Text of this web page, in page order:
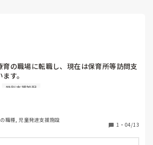
の職場に転職し、現在は保育所等訪問支
す。
「この子は集団生活が少し大変そうだな」
した。
ら、児童発達支援の施設と幼稚園・保育園
特別支援加配
職種, 児童発達支援施設
1 ・ 04/13